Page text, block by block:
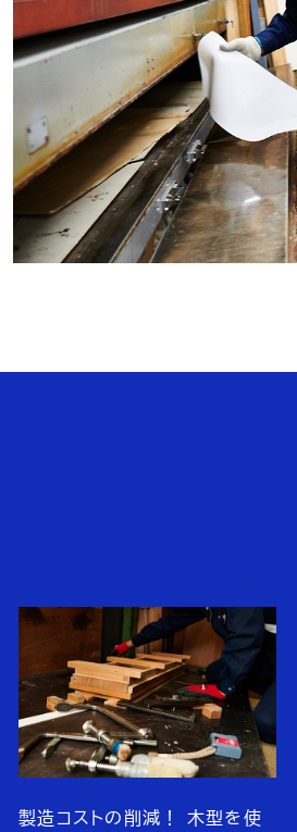
製造コストの削減！ 木型を使